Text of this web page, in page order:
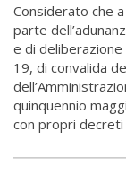
Considerato che
parte
e di
19, di convalida
quinquennio
con propri